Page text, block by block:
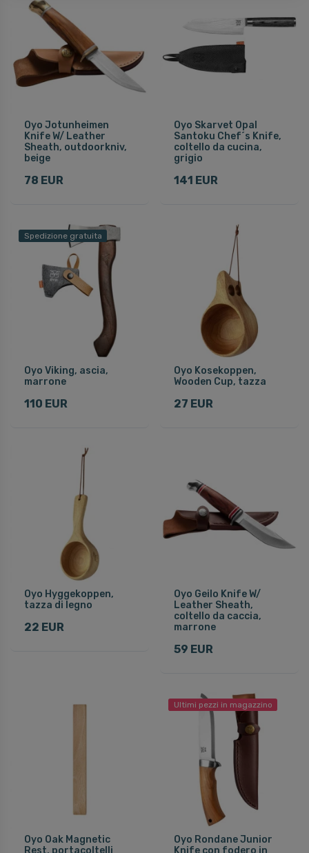
Oyo Jotunheimen
Knife W/ Leather
Sheath, outdoorkniv,
beige
78 EUR
Oyo Skarvet Opal
Santoku Chef´s Knife,
coltello da cucina,
grigio
141 EUR
Spedizione gratuita
Oyo Viking, ascia,
marrone
110 EUR
Oyo Kosekoppen,
Wooden Cup, tazza
27 EUR
Oyo Hyggekoppen,
tazza di legno
22 EUR
Oyo Geilo Knife W/
Leather Sheath,
coltello da caccia,
marrone
59 EUR
Oyo Oak Magnetic
Rest, portacoltelli
Ultimi pezzi in magazzino
Oyo Rondane Junior
Knife con fodero in